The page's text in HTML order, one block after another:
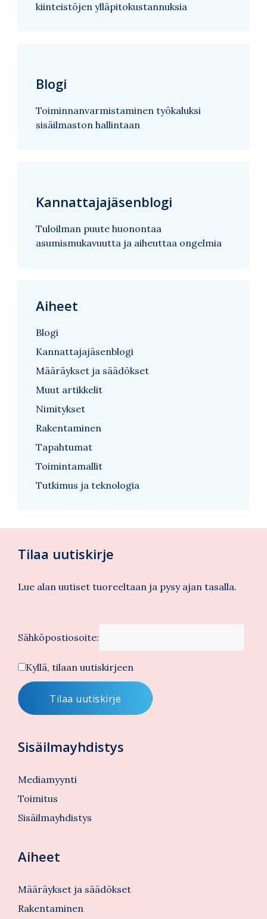
kiinteistöjen ylläpitokustannuksia
Blogi
Toiminnanvarmistaminen työkaluksi
sisäilmaston hallintaan
Kannattajajäsenblogi
Tuloilman puute huonontaa
asumismukavuutta ja aiheuttaa ongelmia
Aiheet
Blogi
Kannattajajäsenblogi
Määräykset ja säädökset
Muut artikkelit
Nimitykset
Rakentaminen
Tapahtumat
Toimintamallit
Tutkimus ja teknologia
Tilaa uutiskirje
Lue alan uutiset tuoreeltaan ja pysy ajan tasalla.
Sähköpostiosoite:
Kyllä, tilaan uutiskirjeen
Sisäilmayhdistys
Mediamyynti
Toimitus
Sisäilmayhdistys
Aiheet
Määräykset ja säädökset
Rakentaminen